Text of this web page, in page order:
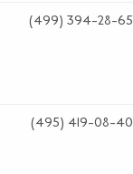
(499) 394-28-65
(495) 419-08-40